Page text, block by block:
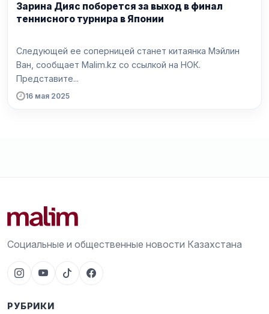
Зарина Дияс поборется за выход в финал
теннисного турнира в Японии
Следующей ее соперницей станет китаянка Мэйлин
Ван, сообщает Malim.kz со ссылкой на НОК.
Представите...
16 мая 2025
Социальные и общественные новости Казахстана
РУБРИКИ